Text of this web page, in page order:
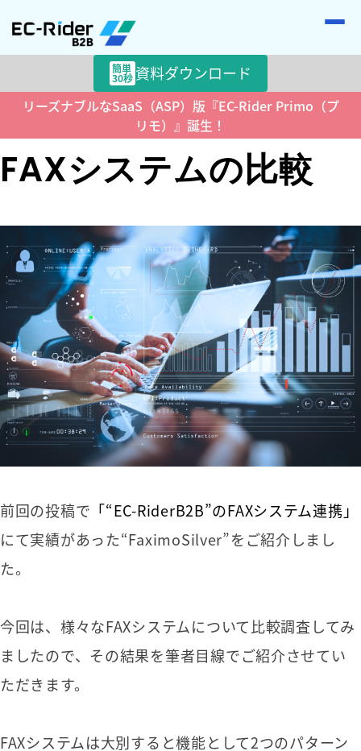
簡単
30秒 資料ダウンロード
リーズナブルなSaaS（ASP）版『EC-Rider Primo（プ
リモ）』誕生！
HOME>ECコラム>FAXシステムの比較
FAXシステムの比較
前回の投稿で 「“EC-RiderB2B”のFAXシステム連携」
にて実績があった“FaximoSilver”をご紹介しまし
た。
今回は、様々なFAXシステムについて比較調査してみ
ましたので、その結果を筆者目線でご紹介させてい
ただきます。
FAXシステムは大別すると機能として2つのパターン